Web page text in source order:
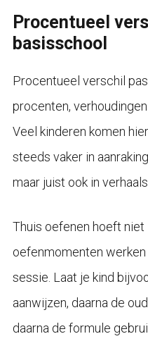
Procentueel
basisschool
Procentueel verschil
procenten,
Veel kinderen komen
steeds vaker in
maar juist ook in
Thuis oefenen hoeft niet
oefenmomenten
sessie. Laat je kind
aanwijzen, daarna de
daarna de formule